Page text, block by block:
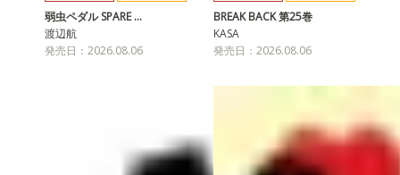
弱虫ペダル SPARE …
渡辺航
発売日：2026.08.06
BREAK BACK 第25巻
KASA
発売日：2026.08.06